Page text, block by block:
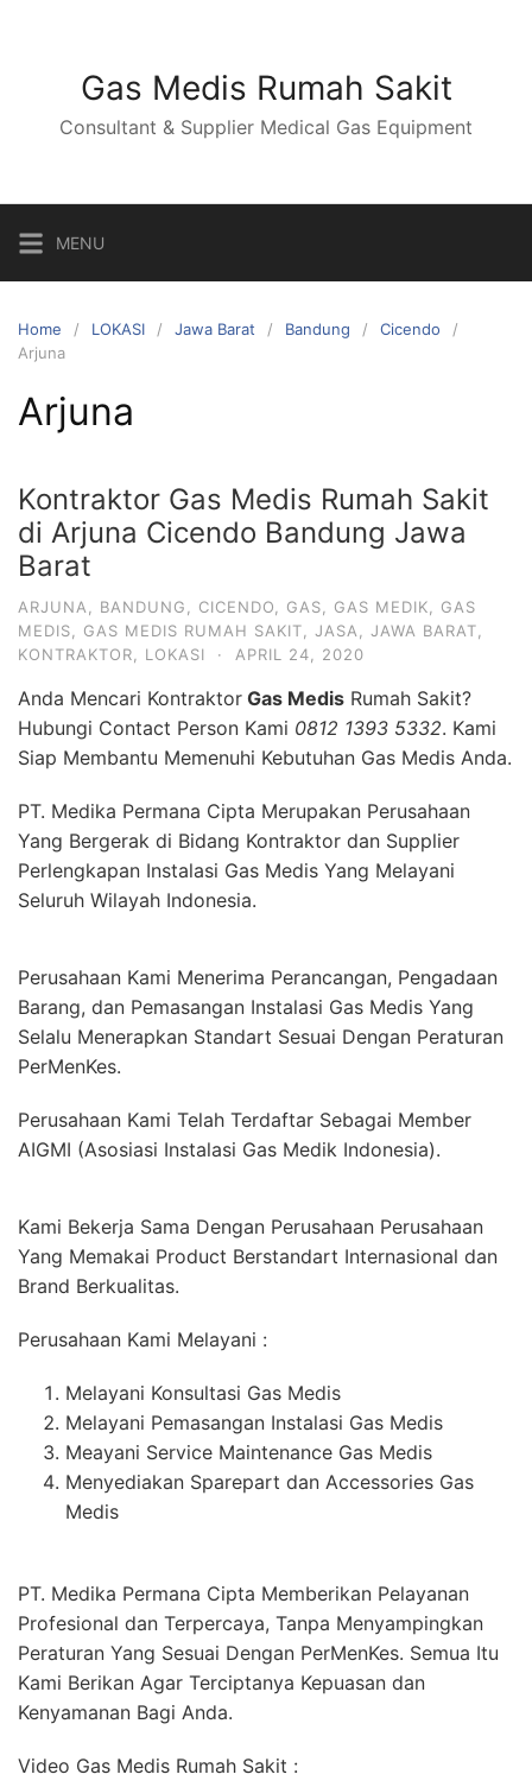
Gas Medis Rumah Sakit
Consultant & Supplier Medical Gas Equipment
MENU
Home LOKASI Jawa Barat Bandung
Cicendo
Arjuna
Arjuna
Kontraktor Gas Medis Rumah Sakit
di Arjuna Cicendo Bandung Jawa
Barat
ARJUNA BANDUNG CICENDO GAS GAS MEDIK
GAS
MEDIS
GAS MEDIS RUMAH SAKIT JASA JAWA BARAT
KONTRAKTOR
LOKASI · APRIL 24, 2020
Anda Mencari Kontraktor Gas Medis Rumah Sakit?
Hubungi Contact Person Kami 0812 1393 5332. Kami
Siap Membantu Memenuhi Kebutuhan Gas Medis Anda.
PT. Medika Permana Cipta Merupakan Perusahaan
Yang Bergerak di Bidang Kontraktor dan Supplier
Perlengkapan Instalasi Gas Medis Yang Melayani
Seluruh Wilayah Indonesia.
Perusahaan Kami Menerima Perancangan, Pengadaan
Barang, dan Pemasangan Instalasi Gas Medis Yang
Selalu Menerapkan Standart Sesuai Dengan Peraturan
PerMenKes.
Perusahaan Kami Telah Terdaftar Sebagai Member
AIGMI (Asosiasi Instalasi Gas Medik Indonesia).
Kami Bekerja Sama Dengan Perusahaan Perusahaan
Yang Memakai Product Berstandart Internasional dan
Brand Berkualitas.
Perusahaan Kami Melayani :
Melayani Konsultasi Gas Medis
Melayani Pemasangan Instalasi Gas Medis
Meayani Service Maintenance Gas Medis
Menyediakan Sparepart dan Accessories Gas
Medis
PT. Medika Permana Cipta Memberikan Pelayanan
Profesional dan Terpercaya, Tanpa Menyampingkan
Peraturan Yang Sesuai Dengan PerMenKes. Semua Itu
Kami Berikan Agar Terciptanya Kepuasan dan
Kenyamanan Bagi Anda.
Video Gas Medis Rumah Sakit :